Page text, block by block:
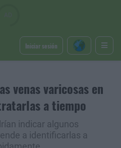
Iniciar sesión
venas varicosas en
a tiempo
indicar algunos
a identificarlas a